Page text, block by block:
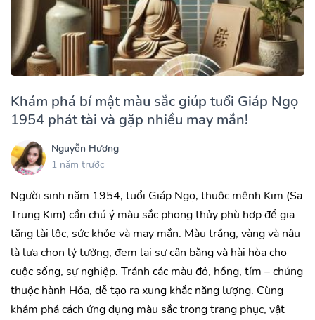
Khám phá bí mật màu sắc giúp tuổi Giáp Ngọ
1954 phát tài và gặp nhiều may mắn!
Nguyễn Hương
1 năm trước
Người sinh năm 1954, tuổi Giáp Ngọ, thuộc mệnh Kim (Sa
Trung Kim) cần chú ý màu sắc phong thủy phù hợp để gia
tăng tài lộc, sức khỏe và may mắn. Màu trắng, vàng và nâu
là lựa chọn lý tưởng, đem lại sự cân bằng và hài hòa cho
cuộc sống, sự nghiệp. Tránh các màu đỏ, hồng, tím – chúng
thuộc hành Hỏa, dễ tạo ra xung khắc năng lượng. Cùng
khám phá cách ứng dụng màu sắc trong trang phục, vật